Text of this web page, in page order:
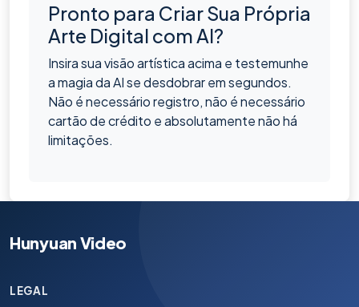
Pronto para Criar Sua Própria
Arte Digital com AI?
Insira sua visão artística acima e testemunhe
a magia da AI se desdobrar em segundos.
Não é necessário registro, não é necessário
cartão de crédito e absolutamente não há
limitações.
Hunyuan Video
LEGAL